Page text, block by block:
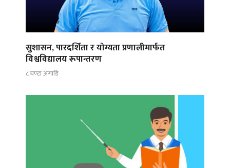
सुशासन, पारदर्शिता र योग्यता प्रणालीमार्फत
विश्वविद्यालय रूपान्तरण
८ घण्टा अगाडि